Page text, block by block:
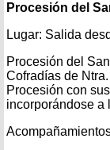
Procesión del
Lugar: Salida
Procesión del
Cofradías de
Procesión con
incorporándose a